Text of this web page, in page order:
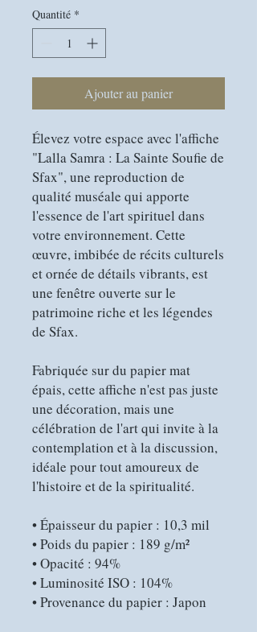
Quantité *
Ajouter au panier
Élevez votre espace avec l'affiche
"Lalla Samra : La Sainte Soufie de
Sfax", une reproduction de
qualité muséale qui apporte
l'essence de l'art spirituel dans
votre environnement. Cette
œuvre, imbibée de récits culturels
et ornée de détails vibrants, est
une fenêtre ouverte sur le
patrimoine riche et les légendes
de Sfax.
Fabriquée sur du papier mat
épais, cette affiche n'est pas juste
une décoration, mais une
célébration de l'art qui invite à la
contemplation et à la discussion,
idéale pour tout amoureux de
l'histoire et de la spiritualité.
• Épaisseur du papier : 10,3 mil
• Poids du papier : 189 g/m²
• Opacité : 94%
• Luminosité ISO : 104%
• Provenance du papier : Japon